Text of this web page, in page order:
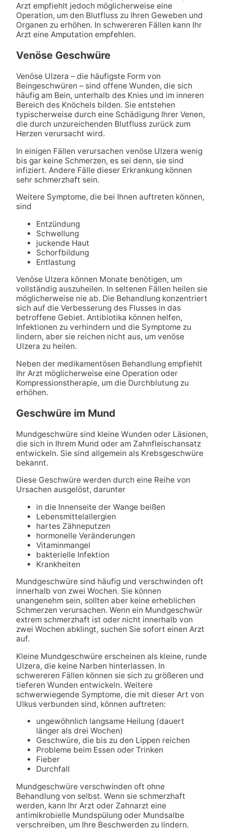
Arzt empfiehlt jedoch möglicherweise eine
Operation, um den Blutfluss zu Ihren Geweben und
Organen zu erhöhen. In schwereren Fällen kann Ihr
Arzt eine Amputation empfehlen.
Venöse Geschwüre
Venöse Ulzera – die häufigste Form von
Beingeschwüren – sind offene Wunden, die sich
häufig am Bein, unterhalb des Knies und im inneren
Bereich des Knöchels bilden. Sie entstehen
typischerweise durch eine Schädigung Ihrer Venen,
die durch unzureichenden Blutfluss zurück zum
Herzen verursacht wird.
In einigen Fällen verursachen venöse Ulzera wenig
bis gar keine Schmerzen, es sei denn, sie sind
infiziert. Andere Fälle dieser Erkrankung können
sehr schmerzhaft sein.
Weitere Symptome, die bei Ihnen auftreten können,
sind
Entzündung
Schwellung
juckende Haut
Schorfbildung
Entlastung
Venöse Ulzera können Monate benötigen, um
vollständig auszuheilen. In seltenen Fällen heilen sie
möglicherweise nie ab. Die Behandlung konzentriert
sich auf die Verbesserung des Flusses in das
betroffene Gebiet. Antibiotika können helfen,
Infektionen zu verhindern und die Symptome zu
lindern, aber sie reichen nicht aus, um venöse
Ulzera zu heilen.
Neben der medikamentösen Behandlung empfiehlt
Ihr Arzt möglicherweise eine Operation oder
Kompressionstherapie, um die Durchblutung zu
erhöhen.
Geschwüre im Mund
Mundgeschwüre sind kleine Wunden oder Läsionen,
die sich in Ihrem Mund oder am Zahnfleischansatz
entwickeln. Sie sind allgemein als Krebsgeschwüre
bekannt.
Diese Geschwüre werden durch eine Reihe von
Ursachen ausgelöst, darunter
in die Innenseite der Wange beißen
Lebensmittelallergien
hartes Zähneputzen
hormonelle Veränderungen
Vitaminmangel
bakterielle Infektion
Krankheiten
Mundgeschwüre sind häufig und verschwinden oft
innerhalb von zwei Wochen. Sie können
unangenehm sein, sollten aber keine erheblichen
Schmerzen verursachen. Wenn ein Mundgeschwür
extrem schmerzhaft ist oder nicht innerhalb von
zwei Wochen abklingt, suchen Sie sofort einen Arzt
auf.
Kleine Mundgeschwüre erscheinen als kleine, runde
Ulzera, die keine Narben hinterlassen. In
schwereren Fällen können sie sich zu größeren und
tieferen Wunden entwickeln. Weitere
schwerwiegende Symptome, die mit dieser Art von
Ulkus verbunden sind, können auftreten:
ungewöhnlich langsame Heilung (dauert
länger als drei Wochen)
Geschwüre, die bis zu den Lippen reichen
Probleme beim Essen oder Trinken
Fieber
Durchfall
Mundgeschwüre verschwinden oft ohne
Behandlung von selbst. Wenn sie schmerzhaft
werden, kann Ihr Arzt oder Zahnarzt eine
antimikrobielle Mundspülung oder Mundsalbe
verschreiben, um Ihre Beschwerden zu lindern.